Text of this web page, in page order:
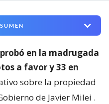
en la madrugada
a favor y 33 en
sobre la propiedad
de Javier Milei .